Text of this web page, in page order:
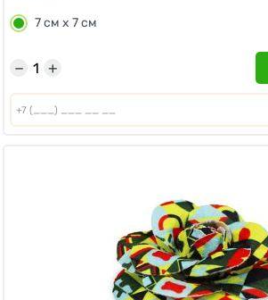
7 см х 7 см
+
−